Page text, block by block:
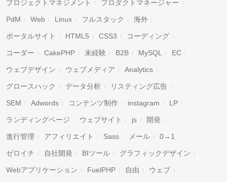
プロジェクトマネジメント プロダクトマネージャー
PdM Web Linux フルスタック 海外
ポータルサイト HTML5 CSS3 コーディング
コーダー CakePHP 未経験 B2B MySQL EC
ウェブデザイン ウェブメディア Analytics
グロースハック データ分析 リスティング広告
SEM Adwords コンテンツ制作 instagram LP
ランディングページ ウェブサイト js 開発
進行管理 アフィリエイト Sass メール 0→1
ゼロイチ 自社開発 BIツール グラフィックデザイン
Webアプリケーション FuelPHP 自由 ウェブ